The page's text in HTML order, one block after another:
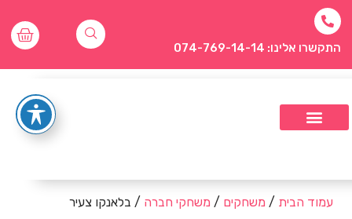
התקשרו אלינו: 074-769-14-14
עמוד הבית / משחקים / משחקי חברה / בלאנקו צעיר